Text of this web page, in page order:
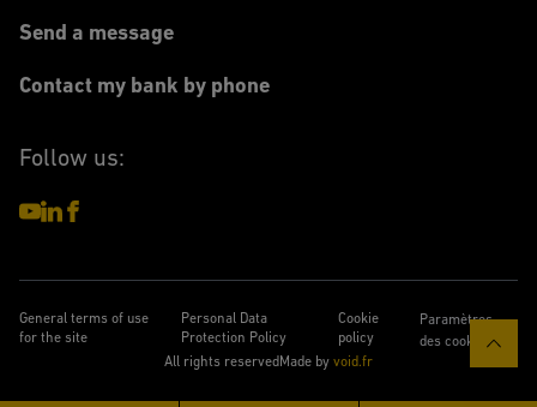
Send a message
Contact my bank by phone
Follow us:
General terms of use
for the site
Personal Data
Protection Policy
Cookie
policy
Paramètres
des cookies
All rights reserved Made by void.fr